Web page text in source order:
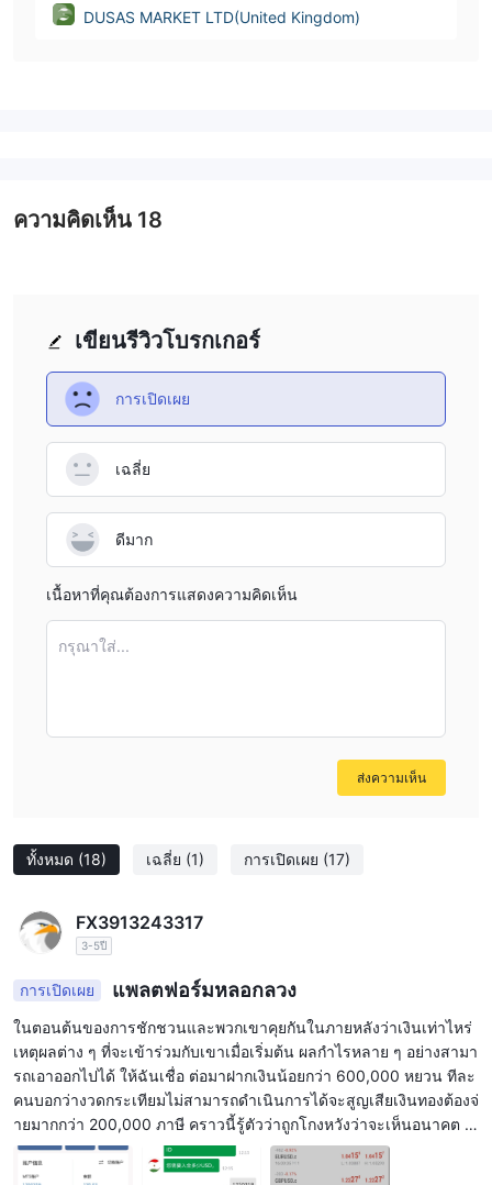
DUSAS MARKET LTD(United Kingdom)
ทั้งหมด (18) เฉลี่ย (1) การเปิดเผย (17)
FX3913243317
3-5ปี
การเปิดเผย แพลตฟอร์มหลอกลวง
ในตอนต้นของการชักชวนและพวกเขาคุยกันในภายหลังว่าเงินเท่าไหร่
เหตุผลต่าง ๆ ที่จะเข้าร่วมกับเขาเมื่อเริ่มต้น ผลกำไรหลาย ๆ อย่างสามา
รถเอาออกไปได้ ให้ฉันเชื่อ ต่อมาฝากเงินน้อยกว่า 600,000 หยวน ทีละ
คนบอกว่างวดกระเทียมไม่สามารถดำเนินการได้จะสูญเสียเงินทองต้องจ่
ายมากกว่า 200,000 ภาษี คราวนี้รู้ตัวว่าถูกโกงหวังว่าจะเห็นอนาคต อ
ย่าหลงกลที่จะเตือน
เขียนรีวิวโบรกเกอร์
การเปิดเผย
เฉลี่ย
ดีมาก
เนื้อหาที่คุณต้องการแสดงความคิดเห็น
กรุณาใส่...
ส่งความเห็น
ความคิดเห็น 18